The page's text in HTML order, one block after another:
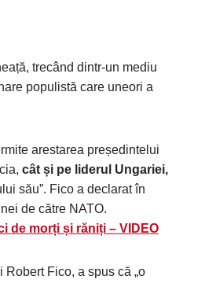
trecând dintr-un mediu
populistă care uneori a
arestarea președintelui
cât și pe liderul Ungariei,
său”. Fico a declarat în
de către NATO.
de morți și răniți – VIDEO
Fico, a spus că „o